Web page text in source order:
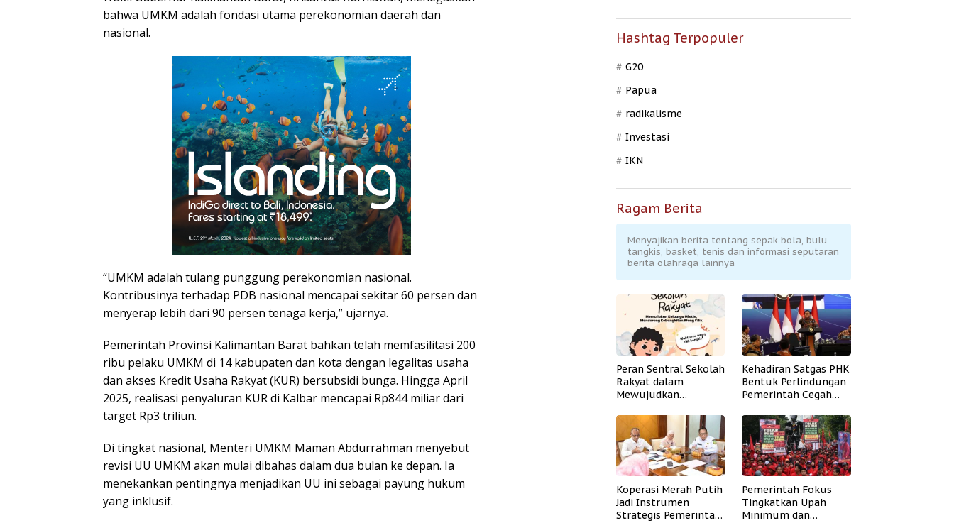
bahwa UMKM adalah fondasi utama perekonomian daerah dan
nasional.
“UMKM adalah tulang punggung perekonomian nasional.
Kontribusinya terhadap PDB nasional mencapai sekitar 60 persen dan
menyerap lebih dari 90 persen tenaga kerja,” ujarnya.
Pemerintah Provinsi Kalimantan Barat bahkan telah memfasilitasi 200
ribu pelaku UMKM di 14 kabupaten dan kota dengan legalitas usaha
dan akses Kredit Usaha Rakyat (KUR) bersubsidi bunga. Hingga April
2025, realisasi penyaluran KUR di Kalbar mencapai Rp844 miliar dari
target Rp3 triliun.
Di tingkat nasional, Menteri UMKM Maman Abdurrahman menyebut
revisi UU UMKM akan mulai dibahas dalam dua bulan ke depan. Ia
menekankan pentingnya menjadikan UU ini sebagai payung hukum
yang inklusif.
Hashtag Terpopuler
G20
Papua
radikalisme
Investasi
IKN
Ragam Berita
Menyajikan berita tentang sepak bola, bulu
tangkis, basket, tenis dan informasi seputaran
berita olahraga lainnya
Peran Sentral Sekolah
Rakyat dalam
Mewujudkan
Kehadiran Satgas PHK
Bentuk Perlindungan
Pemerintah Cegah
Koperasi Merah Putih
Jadi Instrumen
Strategis Pemerintah
Pemerintah Fokus
Tingkatkan Upah
Minimum dan